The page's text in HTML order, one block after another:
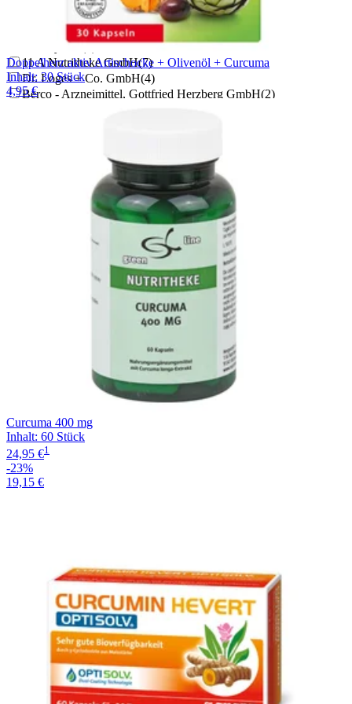
NatuGena GmbH
Dr. Jacob's Medical GmbH
Vitabay CV(1)
11 A Nutritheke GmbH(7)
Dr. Loges + Co. GmbH(4)
Berco - Arzneimittel, Gottfried Herzberg GmbH(2)
Vita World GmbH(
pro medico GmbH
1
Doppelherz aktiv Artischocke + Olivenöl + Curcuma
Inhalt: 30 Stück
4,95 €
Curcuma 400 mg
Inhalt: 60 Stück
24,95 €1
-23%
19,15 €